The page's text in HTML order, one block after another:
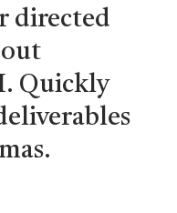
directed
Quickly